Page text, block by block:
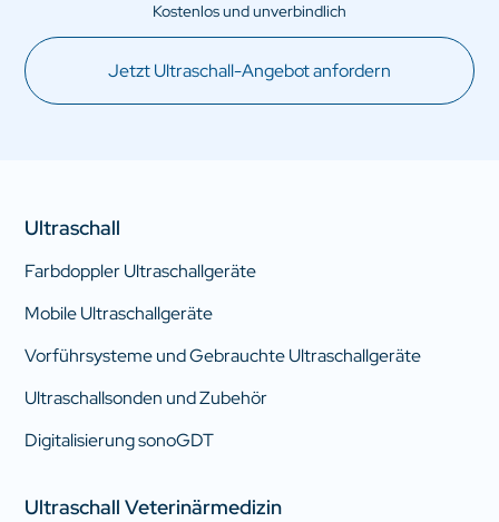
Jetzt Ultraschall-Angebot anfordern
Ultraschall
Farbdoppler Ultraschallgeräte
Mobile Ultraschallgeräte
Vorführsysteme und Gebrauchte Ultraschallgeräte
Ultraschallsonden und Zubehör
Digitalisierung sonoGDT
Ultraschall Veterinärmedizin